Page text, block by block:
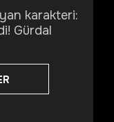
karakteri:
Gürdal